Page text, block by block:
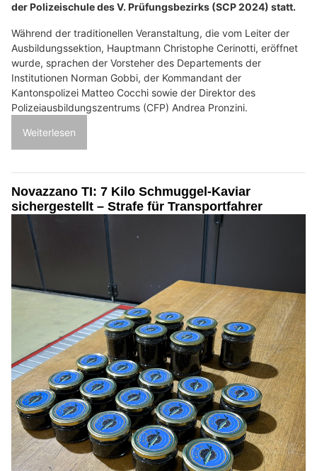
der Polizeischule des V. Prüfungsbezirks (SCP 2024) statt.
Während der traditionellen Veranstaltung, die vom Leiter der
Ausbildungssektion, Hauptmann Christophe Cerinotti, eröffnet
wurde, sprachen der Vorsteher des Departements der
Institutionen Norman Gobbi, der Kommandant der
Kantonspolizei Matteo Cocchi sowie der Direktor des
Polizeiausbildungszentrums (CFP) Andrea Pronzini.
Weiterlesen
Novazzano TI: 7 Kilo Schmuggel-Kaviar
sichergestellt – Strafe für Transportfahrer